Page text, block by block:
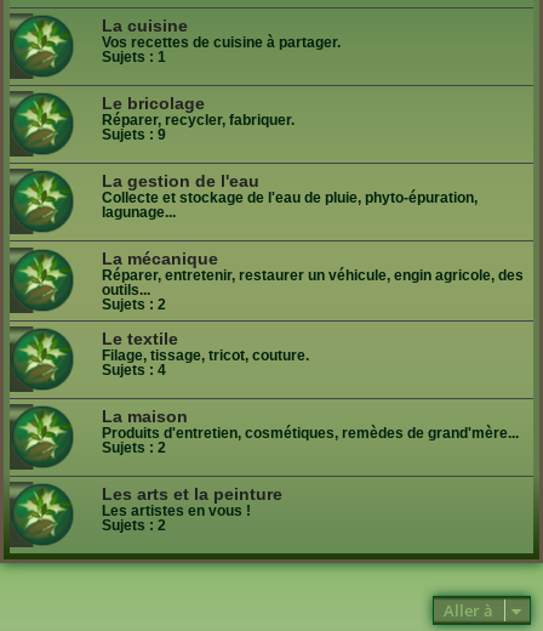
La cuisine
Vos recettes de cuisine à partager.
Sujets : 1
Le bricolage
Réparer, recycler, fabriquer.
Sujets : 9
La gestion de l'eau
Collecte et stockage de l'eau de pluie, phyto-épuration,
lagunage...
La mécanique
Réparer, entretenir, restaurer un véhicule, engin agricole, des
outils...
Sujets : 2
Le textile
Filage, tissage, tricot, couture.
Sujets : 4
La maison
Produits d'entretien, cosmétiques, remèdes de grand'mère...
Sujets : 2
Les arts et la peinture
Les artistes en vous !
Sujets : 2
Aller à